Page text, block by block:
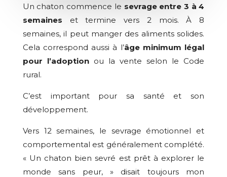
Un chaton commence le sevrage entre 3 à 4
semaines et termine vers 2 mois. À 8
semaines, il peut manger des aliments solides.
Cela correspond aussi à l’âge minimum légal
pour l’adoptionou la vente selon le Code
rural.
C’est important pour sa santé et son
développement.
Vers 12 semaines, le sevrage émotionnel et
comportemental est généralement complété.
« Un chaton bien sevré est prêt à explorer le
monde sans peur, » disait toujours mon